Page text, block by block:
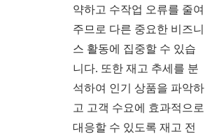
약하고 수작업 오류를 줄여
주므로 다른 중요한 비즈니
스 활동에 집중할 수 있습
니다. 또한 재고 추세를 분
석하여 인기 상품을 파악하
고 고객 수요에 효과적으로
대응할 수 있도록 재고 전